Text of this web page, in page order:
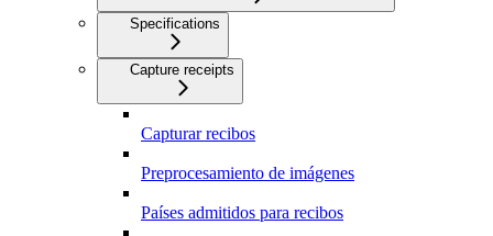
Specifications
Capture receipts
Capturar recibos
Preprocesamiento de imágenes
Países admitidos para recibos